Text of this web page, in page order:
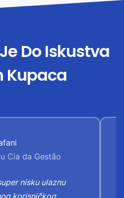
Do Iskustva
Kupaca
Cia da Gestão
nisku ulaznu
korisničkog